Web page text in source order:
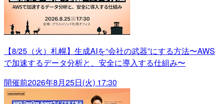
【8/25（火）札幌】生成AIを“会社の武器”にする方法〜AWS
で加速するデータ分析と、安全に導入する仕組み〜
開催前2026年8月25日(火) 17:30